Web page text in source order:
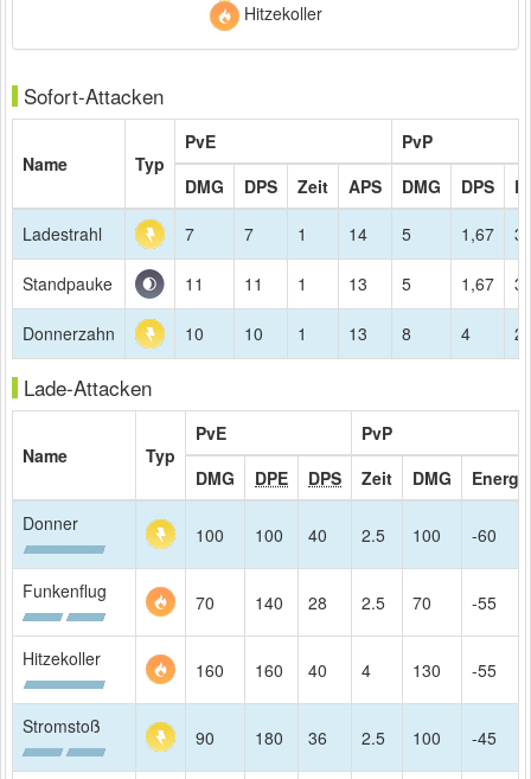
Hitzekoller
Sofort-Attacken
Name Typ
PvE
PvP
DMG
DPS Zeit APS DMG DPS
Ladestrahl
7 7 1 14 5 1,67 3
Standpauke 11 11 1 13 5 1,67 3
Donnerzahn 10 10 1 13 8 4 2
Lade-Attacken
Name Typ
PvE
PvP
DMG
DPE DPS Zeit DMG
Donner
100 100 40 2.5 100 -60
Funkenflug 70 140 28 2.5 70 -55
Hitzekoller 160 160 40 4 130 -55
Stromstoß 90 180 36 2.5 100 -45